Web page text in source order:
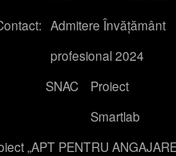
Admitere Învățământ
profesional 2024
SNAC
Proiect
Smartlab
„APT PENTRU